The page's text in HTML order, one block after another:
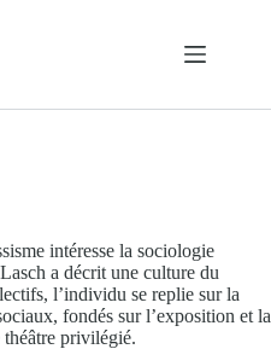
intéresse la sociologie
a décrit une culture du
l’individu se replie sur la
fondés sur l’exposition et la
privilégié.